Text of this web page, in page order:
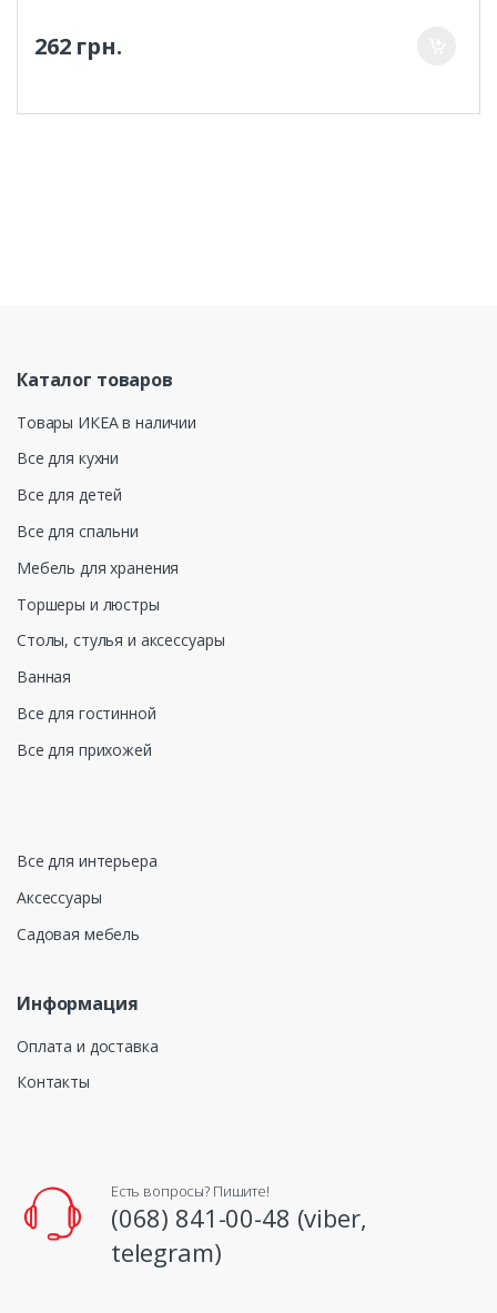
262 грн.
Каталог товаров
Товары ИКЕА в наличии
Все для кухни
Все для детей
Все для спальни
Мебель для хранения
Торшеры и люстры
Столы, стулья и аксессуары
Ванная
Все для гостинной
Все для прихожей
Все для интерьера
Аксессуары
Садовая мебель
Информация
Оплата и доставка
Контакты
Есть вопросы? Пишите!
(068) 841-00-48 (viber,
telegram)